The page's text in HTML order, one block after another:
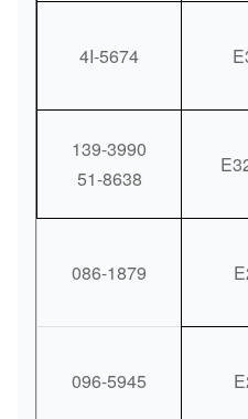
4I-5674
139-3990
51-8638
086-1879
096-5945